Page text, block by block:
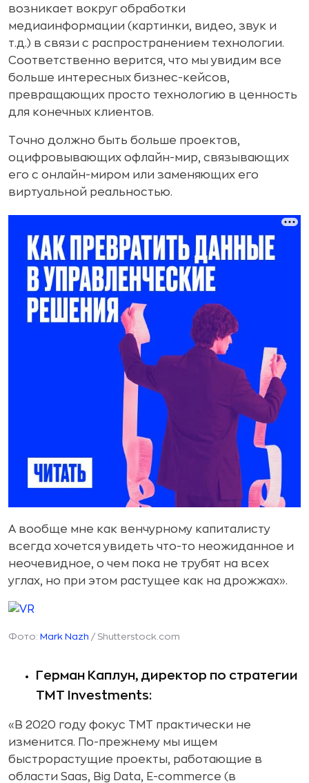
возникает вокруг обработки
медиаинформации (картинки, видео, звук и
т.д.) в связи с распространением технологии.
Соответственно верится, что мы увидим все
больше интересных бизнес-кейсов,
превращающих просто технологию в ценность
для конечных клиентов.
Точно должно быть больше проектов,
оцифровывающих офлайн-мир, связывающих
его с онлайн-миром или заменяющих его
виртуальной реальностью.
А вообще мне как венчурному капиталисту
всегда хочется увидеть что-то неожиданное и
неочевидное, о чем пока не трубят на всех
углах, но при этом растущее как на дрожжах».
Фото: Mark Nazh / Shutterstock.com
Герман Каплун, директор по стратегии
TMT Investments:
«В 2020 году фокус TMT практически не
изменится. По-прежнему мы ищем
быстрорастущие проекты, работающие в
области Saas, Big Data, E-commerce (в